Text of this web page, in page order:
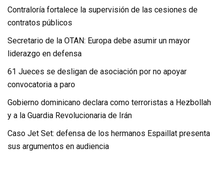
Contraloría fortalece la supervisión de las cesiones de
contratos públicos
Secretario de la OTAN: Europa debe asumir un mayor
liderazgo en defensa
61 Jueces se desligan de asociación por no apoyar
convocatoria a paro
Gobierno dominicano declara como terroristas a Hezbollah
y a la Guardia Revolucionaria de Irán
Caso Jet Set: defensa de los hermanos Espaillat presenta
sus argumentos en audiencia